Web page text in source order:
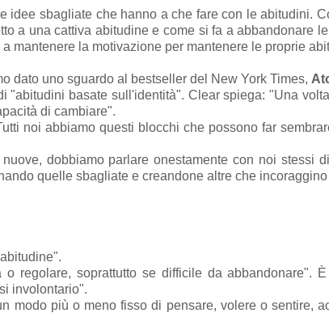
idee sbagliate che hanno a che fare con le abitudini.
a una cattiva abitudine e come si fa a abbandonare
mantenere la motivazione per mantenere le proprie
dato uno sguardo al bestseller del New York Times,
"abitudini basate sull'identità". Clear spiega: "Una
di cambiare".
noi abbiamo questi blocchi che possono far
dobbiamo parlare onestamente con noi stessi
quelle sbagliate e creandone altre che
regolare, soprattutto se difficile da abbandonare".
involontario".
modo più o meno fisso di pensare, volere o sentire,